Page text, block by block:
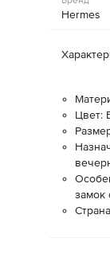
Hermes
Цвет:
замок